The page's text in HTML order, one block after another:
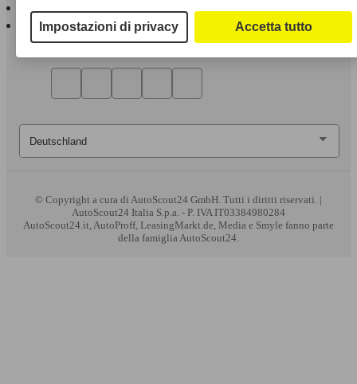
AutoScout24 per Android
© Copyright a cura di AutoScout24 GmbH. Tutti i diritti riservati. |
AutoScout24 Italia S.p.a. - P. IVA IT03384980284
AutoScout24.it, AutoProff, LeasingMarkt.de, Media e Smyle fanno parte
della famiglia AutoScout24.
Impostazioni di privacy Accetta tutto